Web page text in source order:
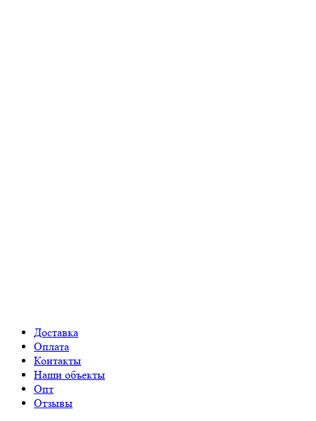
Доставка
Оплата
Контакты
Наши объекты
Опт
Отзывы